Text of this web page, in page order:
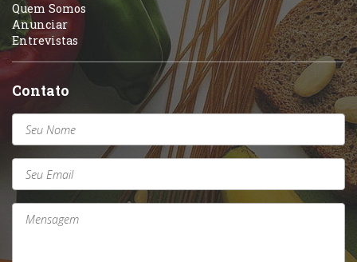
Quem Somos
Anunciar
Entrevistas
Contato